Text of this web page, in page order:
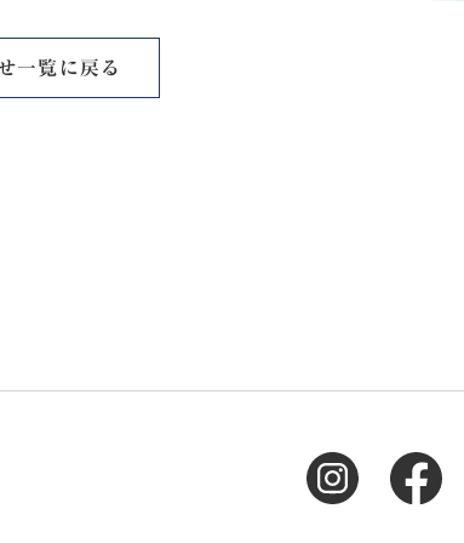
一覧に戻る